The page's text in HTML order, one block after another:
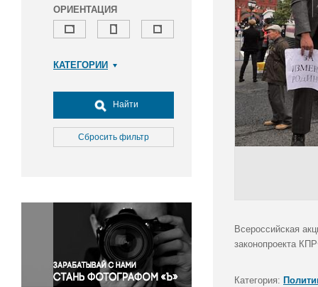
ОРИЕНТАЦИЯ
КАТЕГОРИИ
Досуг, туризм и отдых
Культура
Медицина
Окружающая среда
Политика
Правосудие
Происшествия и конфликты
Религия
Найти
Сбросить фильтр
Всероссийская
законопроекта
Категория: